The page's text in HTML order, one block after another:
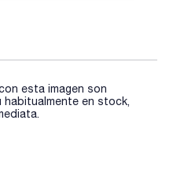
esta imagen son
en stock,